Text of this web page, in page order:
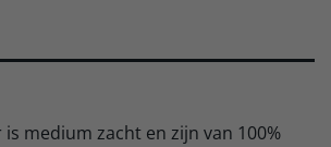
medium zacht en zijn van 100%